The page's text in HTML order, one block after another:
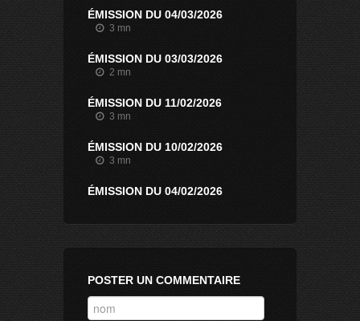
ÉMISSION DU 04/03/2026
3 mn
ÉMISSION DU 03/03/2026
2 mn
ÉMISSION DU 11/02/2026
3 mn
ÉMISSION DU 10/02/2026
3 mn
ÉMISSION DU 04/02/2026
ÉMISSION DU 28/01/2026
2 mn
ÉMISSION DU 21/01/2026
POSTER UN COMMENTAIRE